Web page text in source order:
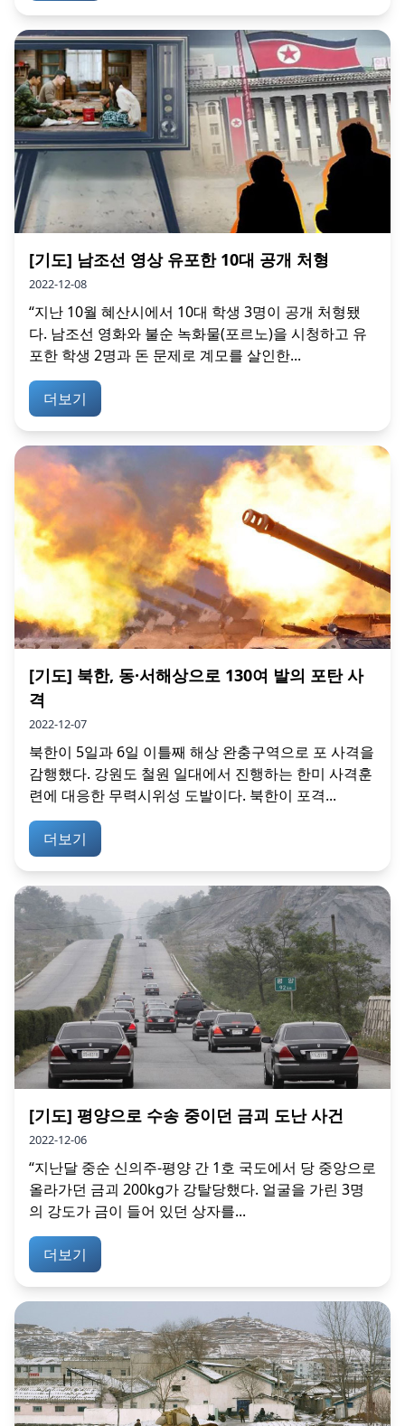
[기도] 남조선 영상 유포한 10대 공개 처형
2022-12-08
“지난 10월 혜산시에서 10대 학생 3명이 공개 처형됐
다. 남조선 영화와 불순 녹화물(포르노)을 시청하고 유
포한 학생 2명과 돈 문제로 계모를 살인한...
더보기
[기도] 북한, 동·서해상으로 130여 발의 포탄 사
격
2022-12-07
북한이 5일과 6일 이틀째 해상 완충구역으로 포 사격을
감행했다. 강원도 철원 일대에서 진행하는 한미 사격훈
련에 대응한 무력시위성 도발이다. 북한이 포격...
더보기
[기도] 평양으로 수송 중이던 금괴 도난 사건
2022-12-06
“지난달 중순 신의주-평양 간 1호 국도에서 당 중앙으로
올라가던 금괴 200kg가 강탈당했다. 얼굴을 가린 3명
의 강도가 금이 들어 있던 상자를...
더보기